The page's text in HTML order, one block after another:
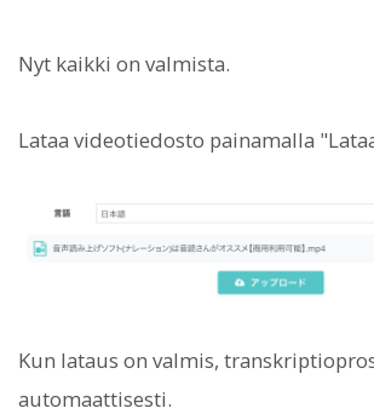
Nyt kaikki on valmista.
Lataa videotiedosto painamalla
Kun lataus on valmis,
automaattisesti.